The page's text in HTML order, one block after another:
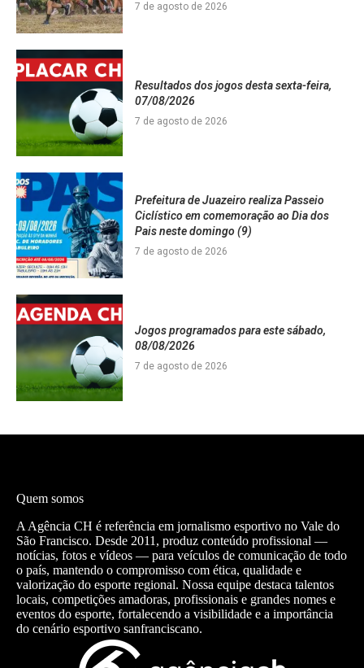
7 de agosto de 2026
Resultados dos jogos desta sexta-feira,
07/08/2026
7 de agosto de 2026
Prefeitura de Juazeiro realiza Passeio
Ciclístico em comemoração ao Dia dos
Pais neste domingo (9)
7 de agosto de 2026
Jogos programados para este sábado,
08/08/2026
7 de agosto de 2026
Quem somos
A Agência CH é referência em jornalismo esportivo no Vale do
São Francisco. Desde 2011, produz conteúdo profissional —
notícias, fotos e vídeos — para veículos de comunicação de todo
o país, mantendo o compromisso com ética, qualidade e
valorização do esporte regional. Nossa equipe destaca talentos
locais, competições amadoras, profissionais e grandes nomes e
eventos do esporte, fortalecendo a visibilidade e a importância
do cenário esportivo sanfranciscano.